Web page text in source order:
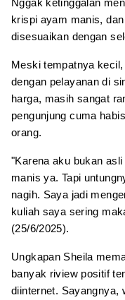
krispi ayam manis,
disesuaikan dengan
Meski tempatnya
dengan pelayanan di
harga, masih sangat
pengunjung cuma
orang.
"Karena aku bukan
manis ya. Tapi
nagih. Saya jadi
kuliah saya sering
(25/6/2025).
Ungkapan Sheila
banyak riview positif
diinternet. Sayangnya,